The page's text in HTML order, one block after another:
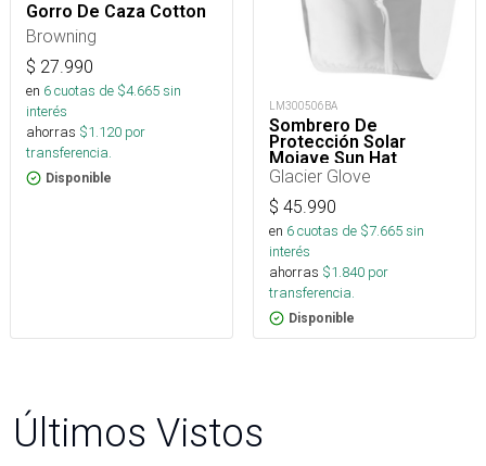
Gorro De Caza Cotton
Browning
$ 27.990
en 6cuotas de $4.665sin
interés
ahorras $1.120 por
transferencia.
Disponible
LM300506BA
Sombrero De
Protección Solar
Mojave Sun Hat
Glacier Glove
$ 45.990
en 6cuotas de $7.665sin
interés
ahorras $1.840 por
transferencia.
Disponible
Últimos Vistos